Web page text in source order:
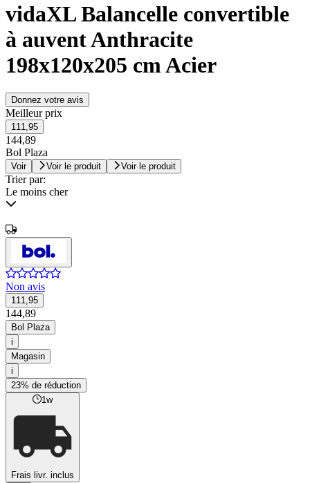
vidaXL Balancelle convertible
à auvent Anthracite
198x120x205 cm Acier
Donnez votre avis
Meilleur prix
111,95
144,89
Bol Plaza
Voir Voir le produit Voir le produit
Trier par:
Le moins cher
Non avis
111,95
144,89
Bol Plaza
i
Magasin
i
23% de réduction
1w
Frais livr. inclus